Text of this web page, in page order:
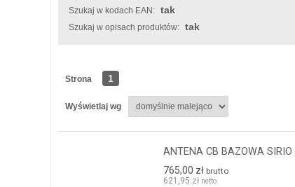
Szukaj w kodach EAN: tak
Szukaj w opisach produktów: tak
Strona 1
Wyświetlaj wg
ANTENA CB BAZOWA
765,00 zł brutto
621,95 zł netto